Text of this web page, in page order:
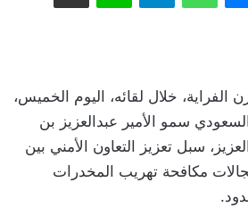
الفراية، خلال لقائه، اليوم الخميس،
سمو الأمير عبدالعزيز بن
سبل تعزيز التعاون الأمني بين
مكافحة تهريب المخدرات